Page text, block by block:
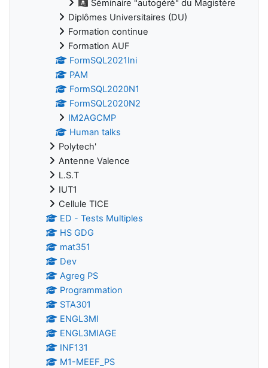
🏴‍☠️ Séminaire "autogéré" du Magistère
Diplômes Universitaires (DU)
Formation continue
Formation AUF
FormSQL2021Ini
PAM
FormSQL2020N1
FormSQL2020N2
IM2AGCMP
Human talks
Polytech'
Antenne Valence
L.S.T
IUT1
Cellule TICE
ED - Tests Multiples
HS GDG
mat351
Dev
Agreg PS
Programmation
STA301
ENGL3MI
ENGL3MIAGE
INF131
M1-MEEF_PS